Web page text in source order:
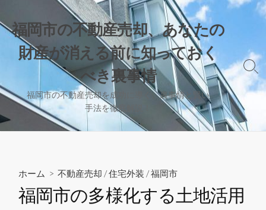
ン
テ
へ
ス
ッ
福岡市の不動産売却、あなたの
財産が消える前に知っておく
べき裏事情
福岡市の不動産売却を成功に導く、裏事情と賢い
手法を徹底解説！
検
索
切
ホーム > 不動産売却 /住宅外装 /福岡市
福岡市の多様化する土地活用